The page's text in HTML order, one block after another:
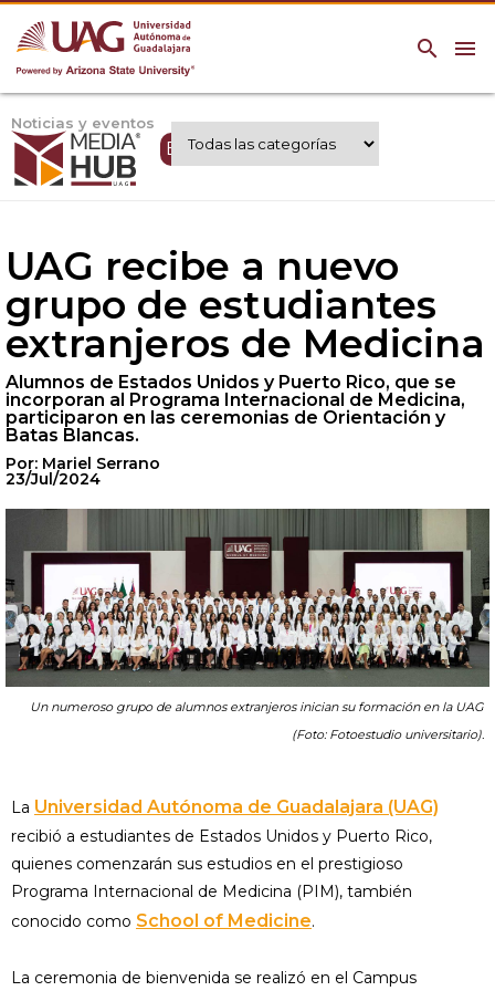
menu
search
Noticias y eventos
Expertos UAG
UAG recibe a nuevo
grupo de estudiantes
extranjeros de Medicina
Alumnos de Estados Unidos y Puerto Rico, que se
incorporan al Programa Internacional de Medicina,
participaron en las ceremonias de Orientación y
Batas Blancas.
Por: Mariel Serrano
23/Jul/2024
Un numeroso grupo de alumnos extranjeros inician su formación en la UAG
(Foto: Fotoestudio universitario).
La Universidad Autónoma de Guadalajara (UAG)
recibió a estudiantes de Estados Unidos y Puerto Rico,
quienes comenzarán sus estudios en el prestigioso
Programa Internacional de Medicina (PIM), también
conocido como School of Medicine.
La ceremonia de bienvenida se realizó en el Campus